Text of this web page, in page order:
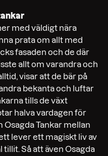
med väldigt nära
prata om allt med
fasaden och de där
allt om varandra och
visar att de bär på
bekanta och luftar
tills de växt
halva vardagen för
Osagda Tankar mellan
lever ett magiskt liv av
Så att även Osagda